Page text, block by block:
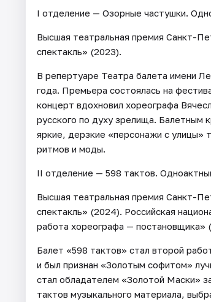
I отделение — Озорные частушки.
Высшая театральная премия Санкт-
спектакль» (2023).
В репертуаре Театра балета имени
года. Премьера состоялась на
концерт вдохновил хореографа
русского по духу зрелища. Балетным
яркие, дерзкие «персонажи с улицы»
ритмов и моды.
II отделение — 598 тактов.
Высшая театральная премия Санкт-
спектакль» (2024). Российская
работа хореографа — постановщика»
Балет «598 тактов» стал второй
и был признан «Золотым софитом»
стал обладателем «Золотой Маски»
тактов музыкального материала,